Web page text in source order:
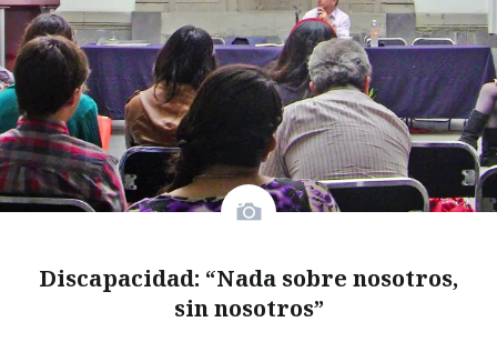
Discapacidad: “Nada sobre nosotros,
sin nosotros”